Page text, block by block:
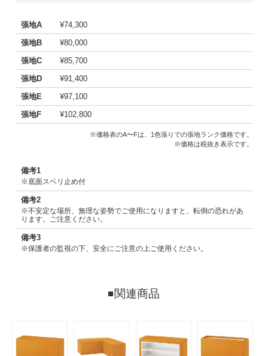
張地A
¥74,300
張地B
¥80,000
張地C
¥85,700
張地D
¥91,400
張地E
¥97,100
張地F
¥102,800
※価格表のA〜Fは、1色張りでの張地ランク価格です。
※価格は税抜き表示です。
備考1
※底面スベリ止め付
備考2
※不安定な場所、無理な姿勢でご使用になりますと、転倒の恐れがあ
ります。ご注意ください。
備考3
※保護者の監視の下、安全にご注意の上ご使用ください。
関連商品